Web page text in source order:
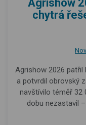
Agrishow
chytrá
Agrishow 2026
a potvrdil obrovský
navštívilo téměř 32
dobu nezastavil